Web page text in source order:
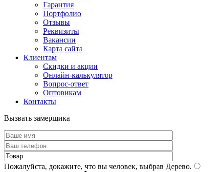
Гарантия
Портфолио
Отзывы
Реквизиты
Вакансии
Карта сайта
Клиентам
Скидки и акции
Онлайн-калькулятор
Вопрос-ответ
Оптовикам
Контакты
Вызвать замерщика
Пожалуйста, докажите, что вы человек, выбрав Дерево.